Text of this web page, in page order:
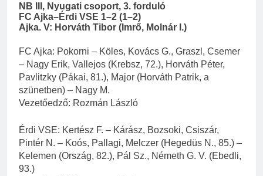
NB III, Nyugati csoport, 3. forduló
FC Ajka–Érdi VSE 1–2 (1–2)
Ajka. V: Horváth Tibor (Imrő, Molnár I.)
FC Ajka: Pokorni – Köles, Kovács G., Graszl, Csemer
– Nagy Erik, Vallejos (Krebsz, 72.), Horváth Péter,
Pavlitzky (Pákai, 81.), Major (Horváth Patrik, a
szünetben) – Nagy M.
Vezetőedző: Rozmán László
Érdi VSE: Kertész F. – Kárász, Bozsoki, Csiszár,
Pintér N. – Koós, Pallagi, Melczer (Hegedüs N., 85.) –
Kelemen (Ország, 82.), Pál Sz., Németh G. V. (Ebedli,
93.)